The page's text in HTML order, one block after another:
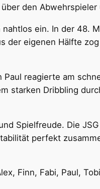
den
ein. In der 48.
der eigenen Hälfte
reagierte am
starken Dribbling
Spielfreude. Die
perfekt
Finn, Fabi, Paul, Tobi